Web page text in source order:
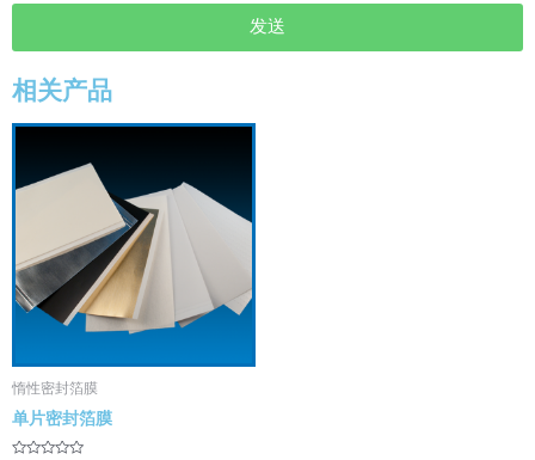
发送
相关产品
惰性密封箔膜
单片密封箔膜